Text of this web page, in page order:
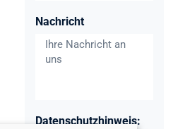
Nachricht
Datenschutzhinweis: